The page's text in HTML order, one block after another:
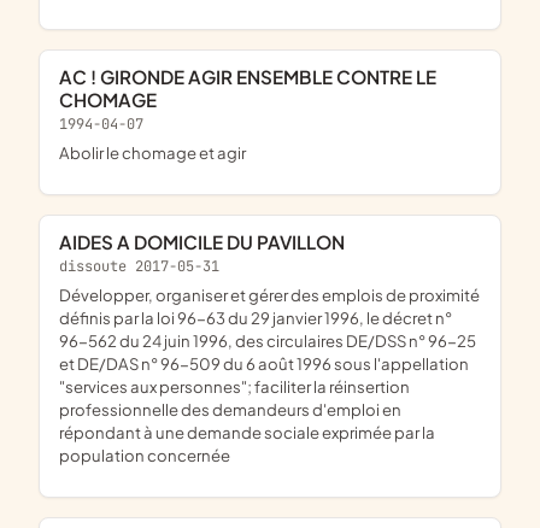
AC ! GIRONDE AGIR ENSEMBLE CONTRE LE
CHOMAGE
1994-04-07
abolir le chomage et agir
AIDES A DOMICILE DU PAVILLON
dissoute 2017-05-31
développer, organiser et gérer des emplois de proximité
définis par la loi 96-63 du 29 janvier 1996, le décret n°
96-562 du 24 juin 1996, des circulaires DE/DSS n° 96-25
et DE/DAS n° 96-509 du 6 août 1996 sous l'appellation
"services aux personnes"; faciliter la réinsertion
professionnelle des demandeurs d'emploi en
répondant à une demande sociale exprimée par la
population concernée